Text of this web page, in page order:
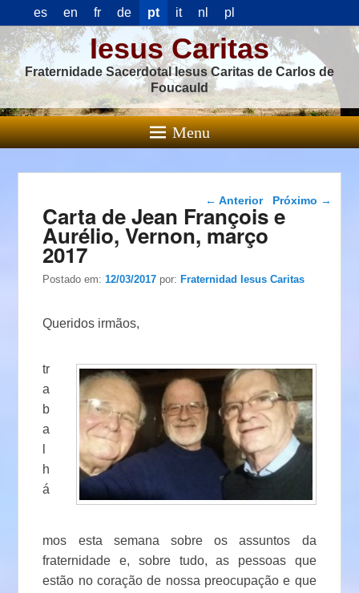
es en fr de pt it nl pl
Iesus Caritas
Fraternidade Sacerdotal Iesus Caritas de Carlos de
Foucauld
Menu
Navegação das
postagens
← Anterior Próximo →
Carta de Jean François e
Aurélio, Vernon, março
2017
Postado em:12/03/2017 por:Fraternidad Iesus Caritas
Queridos irmãos,
tr
a
b
a
h
á
mos esta semana sobre os assuntos da
fraternidade e, sobre tudo, as pessoas que
estão no coração de nossa preocupação e que